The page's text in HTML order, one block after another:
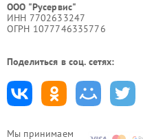
Мы принимаем
ООО "Русервис"
ИНН 7702633247
ОГРН 1077746335776
Поделиться в соц. сетях: